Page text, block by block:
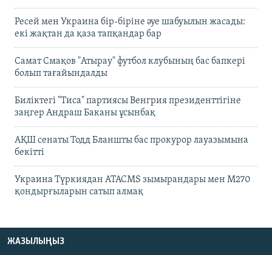
Ресей мен Украина бір-біріне әуе шабуылын жасады:
екі жақтан да қаза тапқандар бар
Самат Смақов "Атырау" футбол клубының бас бапкері
болып тағайындалды
Биліктегі "Тиса" партиясы Венгрия президенттігіне
заңгер Андраш Баканы ұсынбақ
АҚШ сенаты Тодд Бланшты бас прокурор лауазымына
бекітті
Украина Түркиядан ATACMS зымырандары мен M270
қондырғыларын сатып алмақ
ЖАЗЫЛЫҢЫЗ